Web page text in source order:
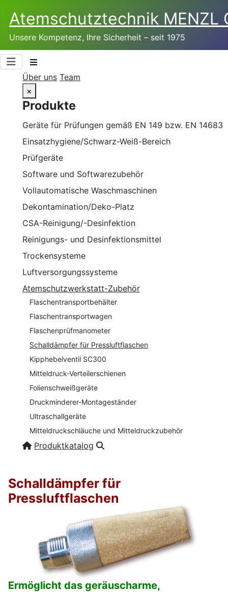
Atemschutztechnik­ MENZL
Unsere Kompetenz, Ihre Sicherheit – seit 1975
Über uns Team
×
Produkte
Geräte für Prüfungen gemäß EN 149 bzw. EN 14683
Einsatzhygiene/Schwarz-Weiß-Bereich
Prüfgeräte
Software und Softwarezubehör
Vollautomatische Waschmaschinen
Dekontamination/Deko-Platz
CSA-Reinigung/-Desinfektion
Reinigungs- und Desinfektionsmittel
Trockensysteme
Luftversorgungssysteme
Atemschutzwerkstatt-Zubehör
Flaschentransportbehälter
Flaschentransportwagen
Flaschenprüfmanometer
Schalldämpfer für Pressluftflaschen
Kipphebelventil SC300
Mitteldruck-Verteilerschienen
Folienschweißgeräte
Druckminderer-Montageständer
Ultraschallgeräte
Mitteldruckschläuche und Mitteldruckzubehör
Produktkatalog
Schalldämpfer für
Pressluftflaschen
Ermöglicht das geräuscharme,